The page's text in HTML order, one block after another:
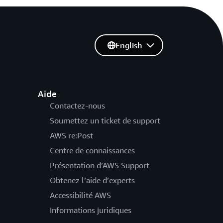
Aide
Contactez-nous
Soumettez un ticket de support
AWS re:Post
Centre de connaissances
Présentation d’AWS Support
Obtenez l’aide d’experts
Accessibilité AWS
Informations juridiques
English